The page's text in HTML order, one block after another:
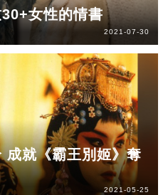
30+女性的情書
2021-07-30
成就《霸王別姬》奪
2021-05-25